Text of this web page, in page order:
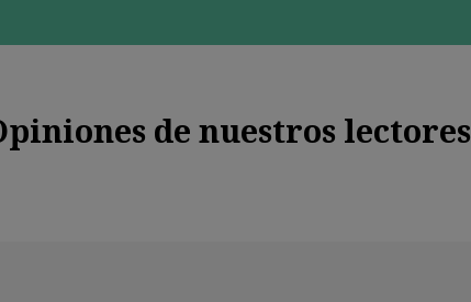
de nuestros lectores